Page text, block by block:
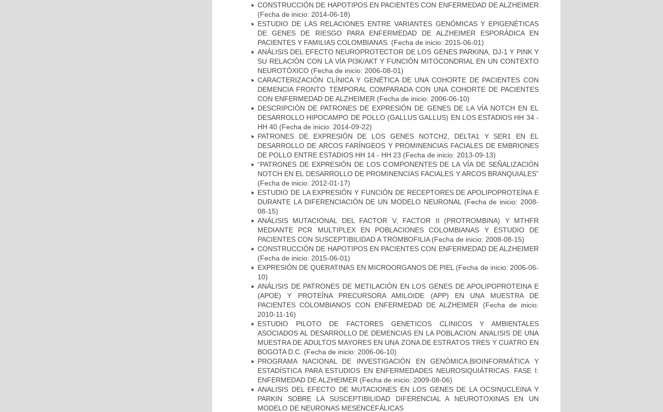
CONSTRUCCIÓN DE HAPOTIPOS EN PACIENTES CON ENFERMEDAD DE ALZHEIMER
(Fecha de inicio: 2014-06-18)
ESTUDIO DE LAS RELACIONES ENTRE VARIANTES GENÓMICAS Y EPIGENÉTICAS
DE GENES DE RIESGO PARA ENFERMEDAD DE ALZHEIMER ESPORÁDICA EN
PACIENTES Y FAMILIAS COLOMBIANAS. (Fecha de inicio: 2015-06-01)
ANÁLISIS DEL EFECTO NEUROPROTECTOR DE LOS GENES PARKINA, DJ-1 Y PINK Y
SU RELACIÓN CON LA VÍA PI3K/AKT Y FUNCIÓN MITOCONDRIAL EN UN CONTEXTO
NEUROTÓXICO (Fecha de inicio: 2006-08-01)
CARACTERIZACIÓN CLÍNICA Y GENÉTICA DE UNA COHORTE DE PACIENTES CON
DEMENCIA FRONTO TEMPORAL COMPARADA CON UNA COHORTE DE PACIENTES
CON ENFERMEDAD DE ALZHEIMER (Fecha de inicio: 2006-06-10)
DESCRIPCIÓN DE PATRONES DE EXPRESIÓN DE GENES DE LA VÍA NOTCH EN EL
DESARROLLO HIPOCAMPO DE POLLO (GALLUS GALLUS) EN LOS ESTADIOS HH 34 -
HH 40 (Fecha de inicio: 2014-09-22)
PATRONES DE EXPRESIÓN DE LOS GENES NOTCH2, DELTA1 Y SER1 EN EL
DESARROLLO DE ARCOS FARÍNGEOS Y PROMINENCIAS FACIALES DE EMBRIONES
DE POLLO ENTRE ESTADIOS HH 14 - HH 23 (Fecha de inicio: 2013-09-13)
“PATRONES DE EXPRESIÓN DE LOS COMPONENTES DE LA VÍA DE SEÑALIZACIÓN
NOTCH EN EL DESARROLLO DE PROMINENCIAS FACIALES Y ARCOS BRANQUIALES”
(Fecha de inicio: 2012-01-17)
ESTUDIO DE LA EXPRESIÓN Y FUNCIÓN DE RECEPTORES DE APOLIPOPROTEÍNA E
DURANTE LA DIFERENCIACIÓN DE UN MODELO NEURONAL
(Fecha de inicio: 2008-
08-15)
ANÁLISIS MUTACIONAL DEL FACTOR V, FACTOR II (PROTROMBINA) Y MTHFR
MEDIANTE PCR MULTIPLEX EN POBLACIONES COLOMBIANAS Y ESTUDIO DE
PACIENTES CON SUSCEPTIBILIDAD A TROMBOFILIA(Fecha de inicio: 2008-08-15)
CONSTRUCCIÓN DE HAPOTIPOS EN PACIENTES CON ENFERMEDAD DE ALZHEIMER
(Fecha de inicio: 2015-06-01)
EXPRESIÓN DE QUERATINAS EN MICROORGANOS DE PIEL (Fecha de inicio: 2006-06-
10)
ANÁLISIS DE PATRONES DE METILACIÓN EN LOS GENES DE APOLIPOPROTEINA E
(APOE) Y PROTEÍNA PRECURSORA AMILOIDE (APP) EN UNA MUESTRA DE
PACIENTES COLOMBIANOS CON ENFERMEDAD DE ALZHEIMER (Fecha de inicio:
2010-11-16)
ESTUDIO PILOTO DE FACTORES GENETICOS CLINICOS Y AMBIENTALES
ASOCIADOS AL DESARROLLO DE DEMENCIAS EN LA POBLACION. ANALISIS DE UNA
MUESTRA DE ADULTOS MAYORES EN UNA ZONA DE ESTRATOS TRES Y CUATRO EN
BOGOTA D.C. (Fecha de inicio: 2006-06-10)
PROGRAMA NACIONAL DE INVESTIGACIÓN EN GENÓMICA,BIOINFORMÁTICA Y
ESTADÍSTICA PARA ESTUDIOS EN ENFERMEDADES NEUROSIQUIÁTRICAS. FASE I:
ENFERMEDAD DE ALZHEIMER (Fecha de inicio: 2009-08-06)
ANALISIS DEL EFECTO DE MUTACIONES EN LOS GENES DE LA OCSINUCLEINA Y
PARKIN SOBRE LA SUSCEPTIBILIDAD DIFERENCIAL A NEUROTOXINAS EN UN
MODELO DE NEURONAS MESENCEFÁLICAS